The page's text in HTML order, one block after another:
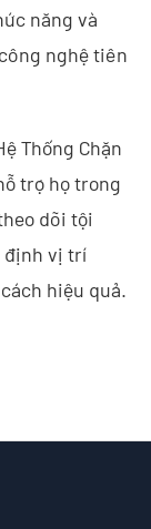
Di Động
năng và
nghệ tiên
Thống Chặn
trợ họ trong
dõi tội
định vị trí
hiệu quả.